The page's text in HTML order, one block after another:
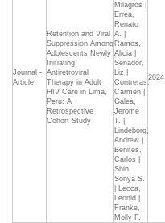
Journal -
Article
Retention and Viral
Suppression Among
Adolescents Newly
Initiating
Antiretroviral
Therapy in Adult
HIV Care in Lima,
Peru: A
Retrospective
Cohort Study
Milagros |
Errea,
Renato
A. |
Ramos,
Alicia |
Senador,
Liz |
Contreras,
Carmen |
Galea,
Jerome
T. |
Lindeborg,
Andrew |
Benites,
Carlos |
Shin,
Sonya S.
| Lecca,
Leonid |
Franke,
Molly F.
2024